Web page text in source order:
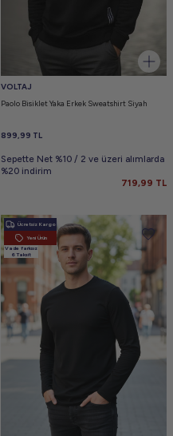
VOLTAJ
Paolo Bisiklet Yaka Erkek Sweatshirt Siyah
899,99 TL
Sepette Net %10 / 2 ve üzeri alımlarda
%20 indirim
719,99 TL
Ücretsiz Kargo
Yeni Ürün
Vade farksız
6 Taksit